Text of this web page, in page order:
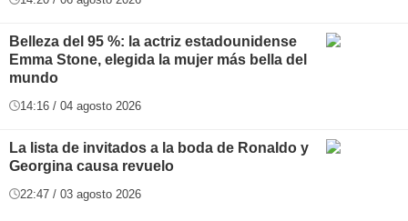
Belleza del 95 %: la actriz estadounidense
Emma Stone, elegida la mujer más bella del
mundo
14:16 / 04 agosto 2026
La lista de invitados a la boda de Ronaldo y
Georgina causa revuelo
22:47 / 03 agosto 2026